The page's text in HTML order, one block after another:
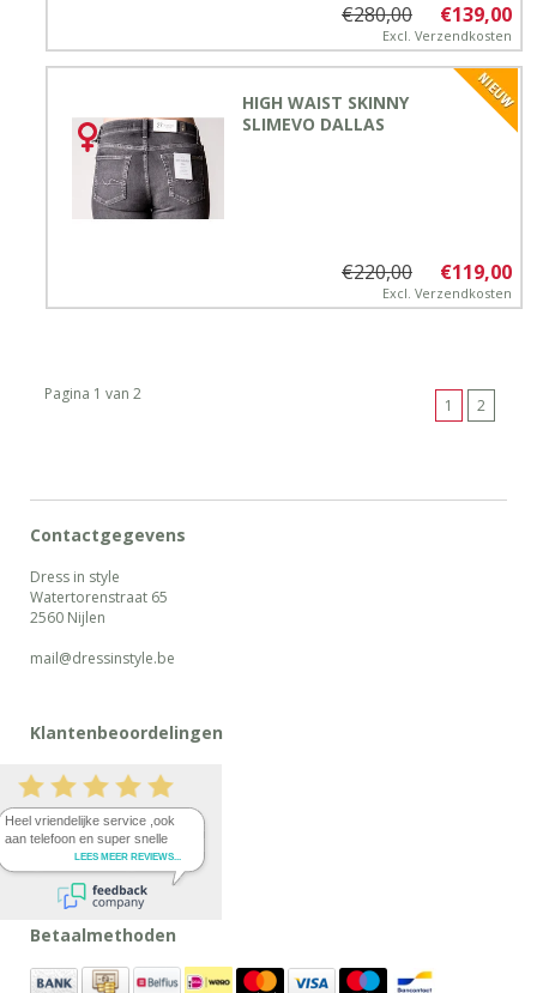
€139,00
€280,00
Excl. Verzendkosten
HIGH WAIST SKINNY
SLIMEVO DALLAS
€119,00
€220,00
Excl. Verzendkosten
Pagina 1 van 2
1 2
Contactgegevens
Dress in style
Watertorenstraat 65
2560 Nijlen
mail@dressinstyle.be
Klantenbeoordelingen
Betaalmethoden